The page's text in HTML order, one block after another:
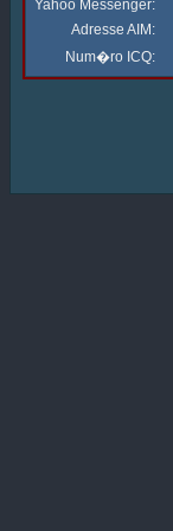
Yahoo Messenger:
Adresse AIM:
Num�ro ICQ: